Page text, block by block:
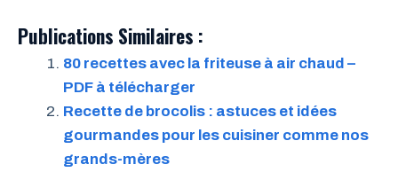
Publications Similaires :
80 recettes avec la friteuse à air chaud –
PDF à télécharger
Recette de brocolis : astuces et idées
gourmandes pour les cuisiner comme nos
grands-mères